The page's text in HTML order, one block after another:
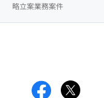
略立案業務案件